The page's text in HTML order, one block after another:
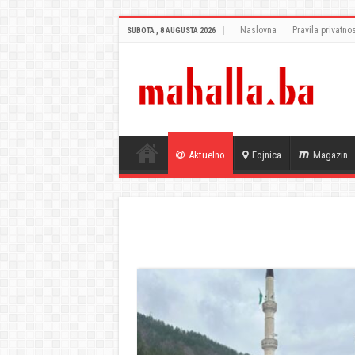
SUBOTA , 8 AUGUSTA 2026 Naslovna Pravila
Aktuelno Fojnica Magazin